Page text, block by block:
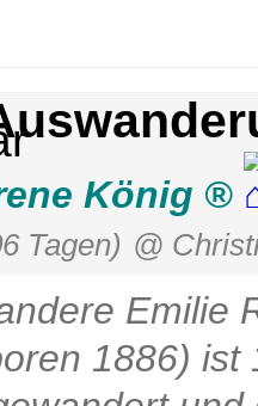
König
Tagen) @
Emilie
1886) ist